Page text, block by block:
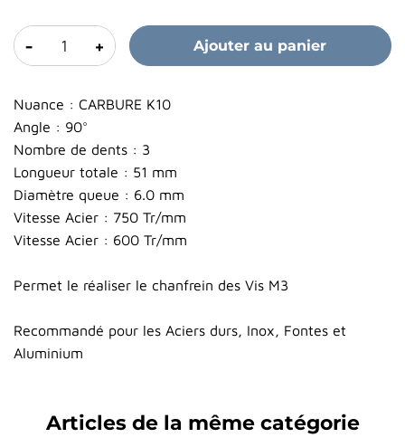
- + Ajouter au panier
Nuance : CARBURE K10
Angle : 90°
Nombre de dents : 3
Longueur totale : 51 mm
Diamètre queue : 6.0 mm
Vitesse Acier : 750 Tr/mm
Vitesse Acier : 600 Tr/mm
Permet le réaliser le chanfrein des Vis M3
Recommandé pour les Aciers durs, Inox, Fontes et
Aluminium
Articles de la même catégorie